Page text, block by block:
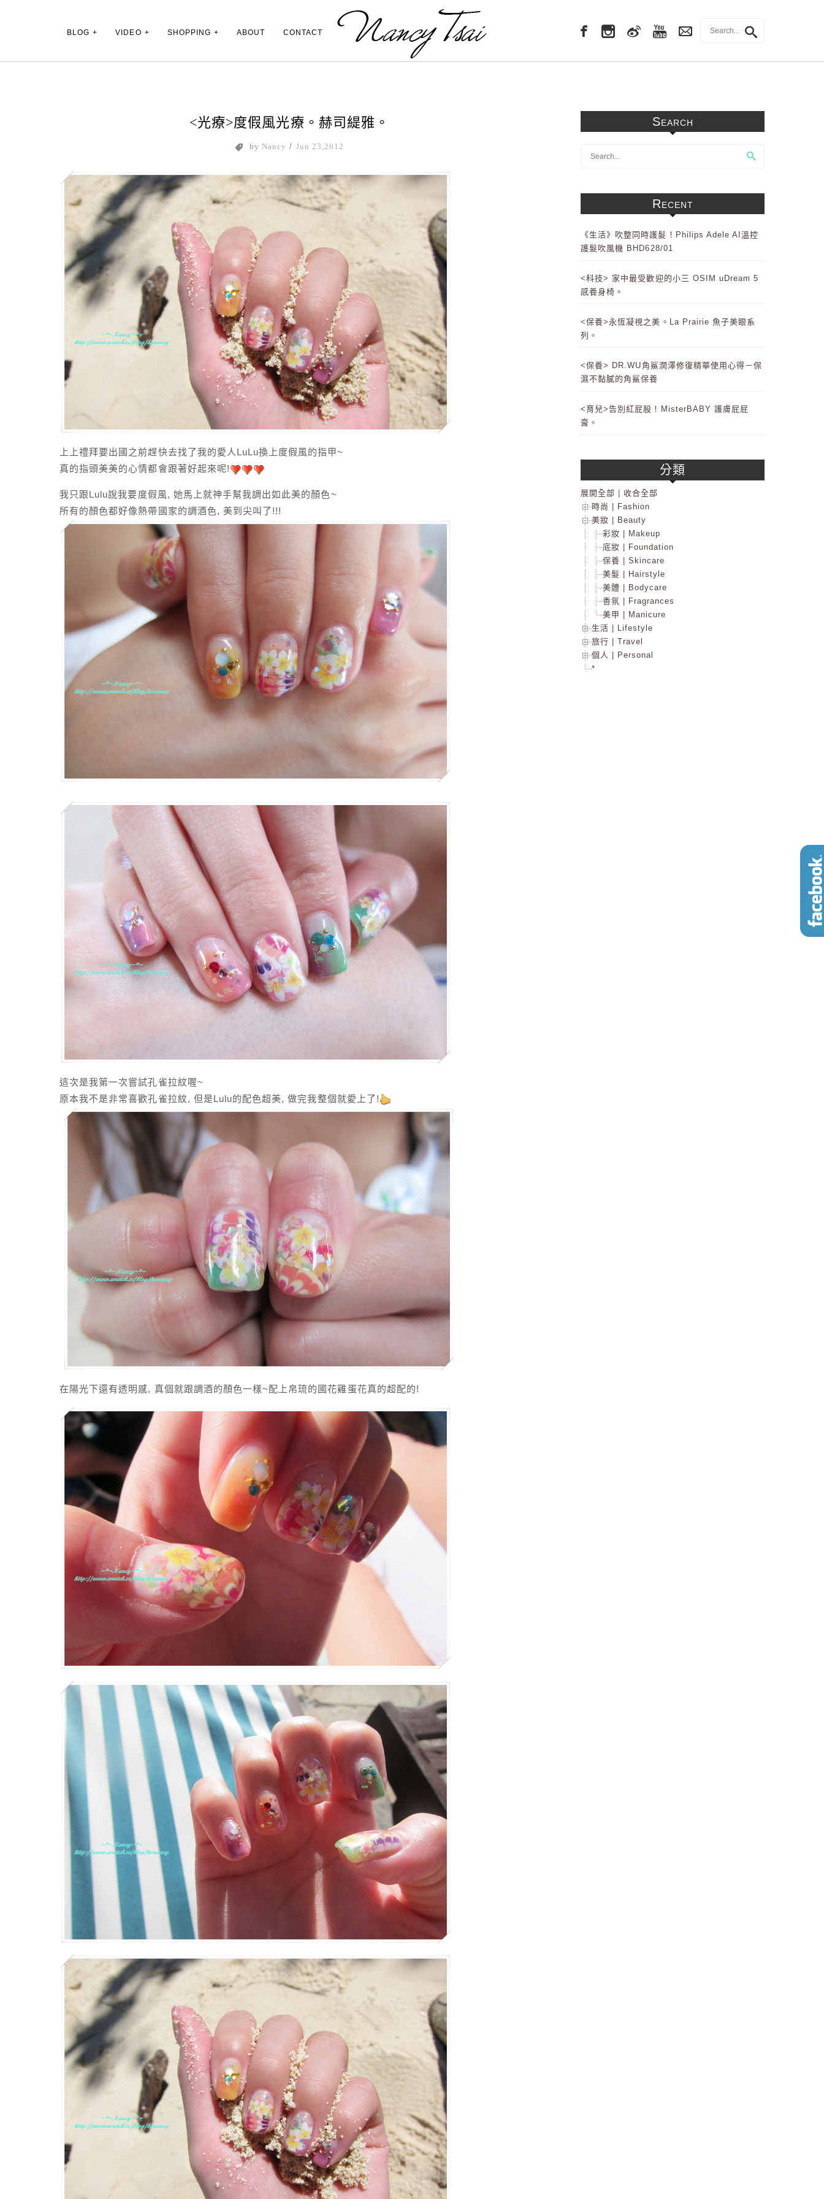
Main Menu
BLOG VIDEO SHOPPING ABOUT CONTACT
<光療>度假風光療。赫司緹雅。
by Nancy / Jun 23,2012
上上禮拜要出國之前趕快去找了我的愛人LuLu換上度假風的指甲~
真的指頭美美的心情都會跟著好起來呢!
我只跟Lulu說我要度假風, 她馬上就神手幫我調出如此美的顏色~
所有的顏色都好像熱帶國家的調酒色, 美到尖叫了!!!
這次是我第一次嘗試孔雀拉紋喔~
原本我不是非常喜歡孔雀拉紋, 但是Lulu的配色超美, 做完我整個就愛上了!
在陽光下還有透明感, 真個就跟調酒的顏色一樣~配上帛琉的國花雞蛋花真的超配的!
Search
Recent
《生活》吹整同時護髮！Philips Adele AI溫控
護髮吹風機 BHD628/01
<科技> 家中最受歡迎的小三 OSIM uDream 5
感養身椅。
<保養>永恆凝視之美。La Prairie 魚子美眼系
列。
<保養> DR.WU角鯊潤澤修復精華使用心得－保
濕不黏膩的角鯊保養
<育兒>告別紅屁股！MisterBABY 護膚屁屁
膏。
分類
展開全部
收合全部
時尚 | Fashion
美妝 | Beauty
彩妝 | Makeup
底妝 | Foundation
保養 | Skincare
美髮 | Hairstyle
美體 | Bodycare
香氛 | Fragrances
美甲 | Manicure
生活 | Lifestyle
旅行 | Travel
個人 | Personal
*